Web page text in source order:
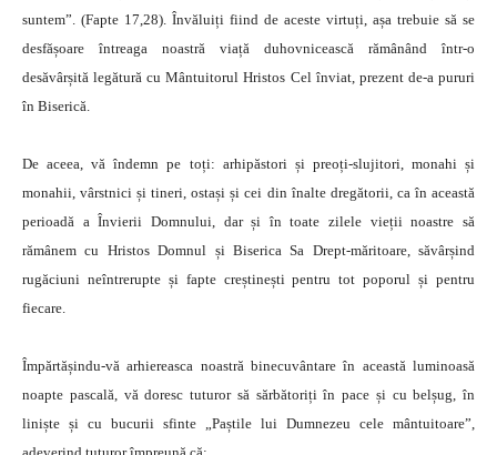
suntem”. (Fapte 17,28). Învăluiți fiind de aceste virtuți, așa trebuie să se
desfășoare întreaga noastră viață duhovnicească rămânând într-o
desăvârșită legătură cu Mântuitorul Hristos Cel înviat, prezent de-a pururi
în Biserică.
De aceea, vă îndemn pe toți: arhipăstori și preoți-slujitori, monahi și
monahii, vârstnici și tineri, ostași și cei din înalte dregătorii, ca în această
perioadă a Învierii Domnului, dar și în toate zilele vieții noastre să
rămânem cu Hristos Domnul și Biserica Sa Drept-măritoare, săvârșind
rugăciuni neîntrerupte și fapte creștinești pentru tot poporul și pentru
fiecare.
Împărtășindu-vă arhiereasca noastră binecuvântare în această luminoasă
noapte pascală, vă doresc tuturor să sărbătoriți în pace și cu belșug, în
liniște și cu bucurii sfinte „Paștile lui Dumnezeu cele mântuitoare”,